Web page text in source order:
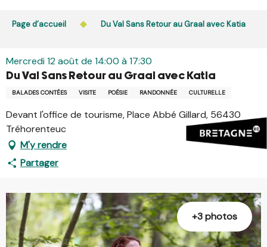
est interdit chaque jour de 21h à 5h en Ille-et-Vilaine et
En savoir plus
Page d’accueil Du Val Sans Retour au Graal avec Katia
Mercredi 12 août de 14:00 à 17:30
Du Val Sans Retour au Graal avec Katia
BALADES CONTÉES VISITE POÉSIE RANDONNÉE CULTURELLE
Devant l'office de tourisme, Place Abbé Gillard, 56430
Tréhorenteuc
M'y rendre
Partager
+3 photos